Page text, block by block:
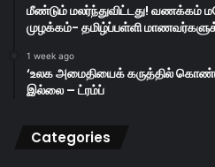
மீண்டும் மலர்ந்துவிட்டது! வணக்கம்
முழக்கம்- தமிழ்ப்பள்ளி
1 week ago
‘உலக அமைதியைக் கருத்தில்
இல்லை – ட்ரம்ப்
Categories